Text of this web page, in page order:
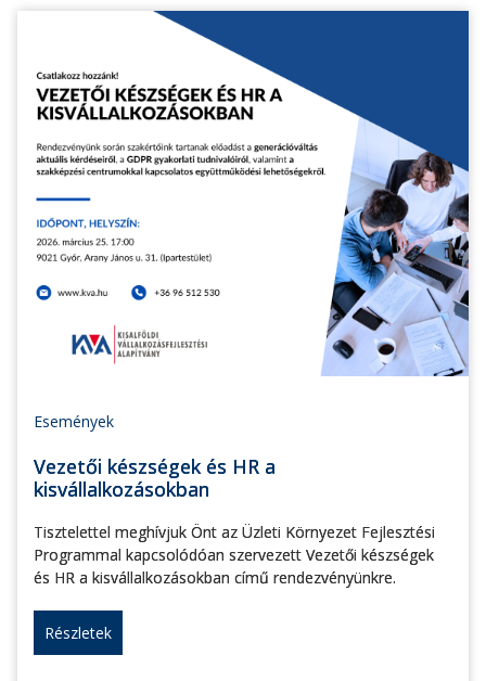
Események
Vezetői készségek és HR a
kisvállalkozásokban
Tisztelettel meghívjuk Önt az Üzleti Környezet Fejlesztési
Programmal kapcsolódóan szervezett Vezetői készségek
és HR a kisvállalkozásokban című rendezvényünkre.
Részletek